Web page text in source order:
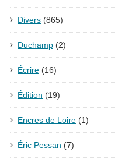
Divers (865)
Duchamp (2)
Écrire (16)
Édition (19)
Encres de Loire (1)
Éric Pessan (7)